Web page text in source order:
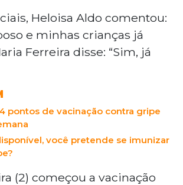
Heloisa Aldo comentou:
e minhas crianças já
Ferreira disse: “Sim, já
pontos de vacinação contra gripe
você pretende se imunizar
(2) começou a vacinação